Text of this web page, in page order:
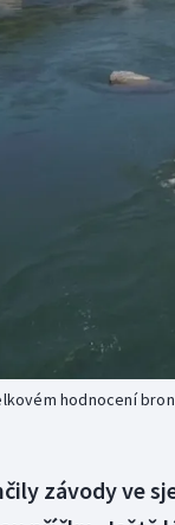
Curling
hodnocení
závody ve